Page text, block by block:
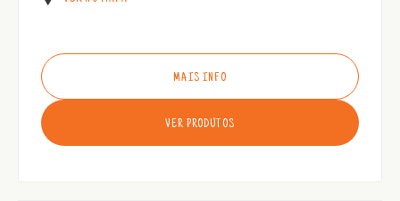
MAIS INFO
VER PRODUTOS